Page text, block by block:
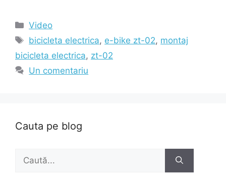
Categorii
Video
Etichete
bicicleta electrica, e-bike zt-02, montaj
bicicleta electrica, zt-02
Un comentariu
Cauta pe blog
Caută